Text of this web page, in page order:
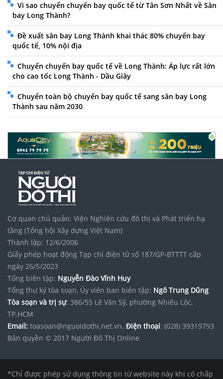
Vì sao chuyển chuyến bay quốc tế từ Tân Sơn Nhất về Sân
bay Long Thành?
Đề xuất sân bay Long Thành khai thác 80% chuyến bay
quốc tế, 10% nội địa
Chuyển chuyến bay quốc tế về Long Thành: Áp lực rất lớn
cho cao tốc Long Thành - Dầu Giây
Chuyển toàn bộ chuyến bay quốc tế sang sân bay Long
Thành sau năm 2030
Cơ quan chủ quản: Viện Nghiên cứu đô thị và Phát triển hạ
tầng (Tổng hội Xây dựng Việt Nam)
Thành lập: 12/6/2006
Giấy phép hoạt động Tạp chí điện tử số 187/GP-BTTTT cấp
ngày 26/5/2023
Tổng biên tập: Nguyễn Đào Vĩnh Huy
Tổng thư ký tòa soạn, Ủy viên ban biên tập: Ngô Trung Dũng
Tòa soạn và trị sự: 386/55 Lê Văn Sỹ, phường Nhiêu Lộc,
TP.HCM
Email: toasoan@nguoidothi.net.vn. Điện thoại: (028) 39319793
Bản quyền © 2017 Người Đô Thị Online
*Chỉ được phép sử dụng thông tin từ website này khi có chấp